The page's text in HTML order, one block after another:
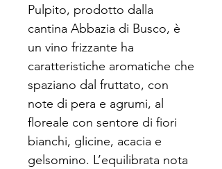
Pulpito, prodotto dalla
cantina Abbazia di Busco, è
un vino frizzante ha
caratteristiche aromatiche che
spaziano dal fruttato, con
note di pera e agrumi, al
floreale con sentore di fiori
bianchi, glicine, acacia e
gelsomino. L’equilibrata nota